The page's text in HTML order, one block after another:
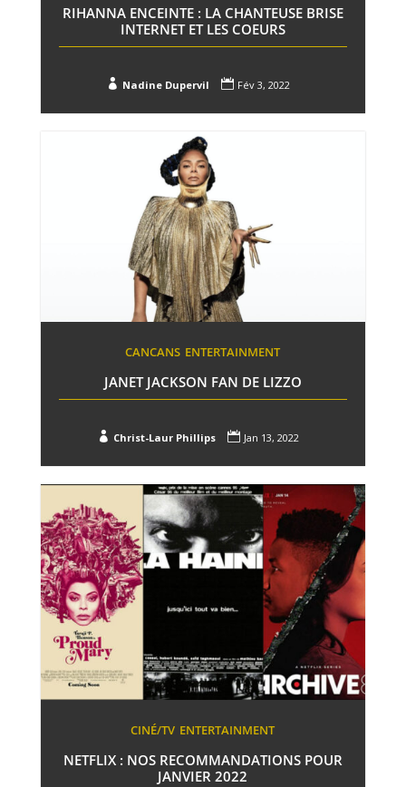
RIHANNA ENCEINTE : LA CHANTEUSE BRISE
INTERNET ET LES COEURS
 Nadine Dupervil  Fév 3, 2022
CANCANS ENTERTAINMENT
JANET JACKSON FAN DE LIZZO
 Christ-Laur Phillips  Jan 13, 2022
CINÉ/TV ENTERTAINMENT
NETFLIX : NOS RECOMMANDATIONS POUR
JANVIER 2022